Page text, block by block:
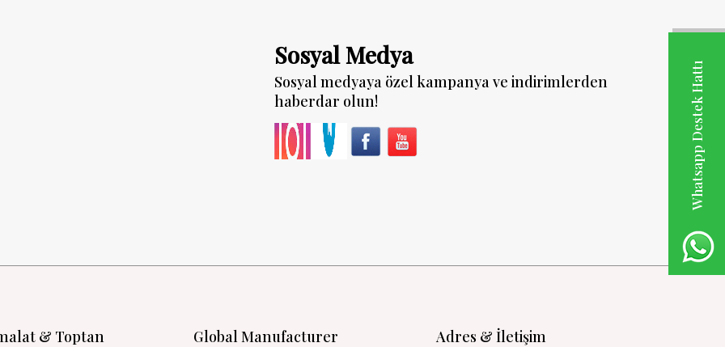
Whatsapp Destek Hattı
Sosyal Medya
Sosyal medyaya özel kampanya ve indirimlerden
haberdar olun!
& Toptan Global Manufacturer Adres & İletişim